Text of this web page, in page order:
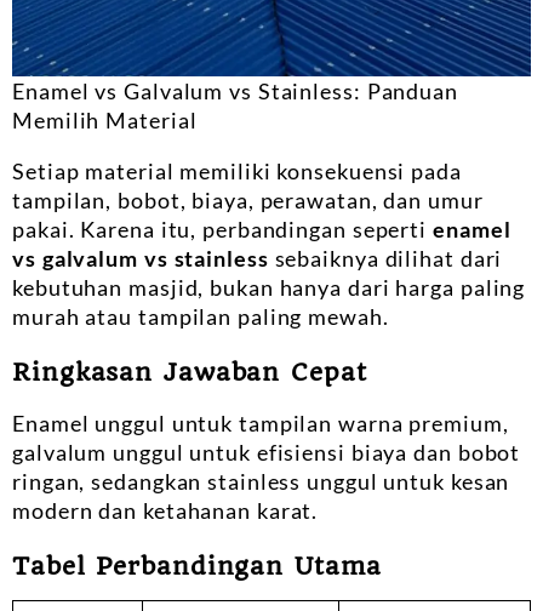
Enamel vs Galvalum vs Stainless: Panduan
Memilih Material
Setiap material memiliki konsekuensi pada
tampilan, bobot, biaya, perawatan, dan umur
pakai. Karena itu, perbandingan seperti enamel
vs galvalum vs stainless sebaiknya dilihat dari
kebutuhan masjid, bukan hanya dari harga paling
murah atau tampilan paling mewah.
Ringkasan Jawaban Cepat
Enamel unggul untuk tampilan warna premium,
galvalum unggul untuk efisiensi biaya dan bobot
ringan, sedangkan stainless unggul untuk kesan
modern dan ketahanan karat.
Tabel Perbandingan Utama